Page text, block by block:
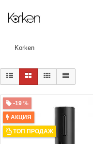
Korken
-19 %
АКЦИЯ
ТОП ПРОДАЖ